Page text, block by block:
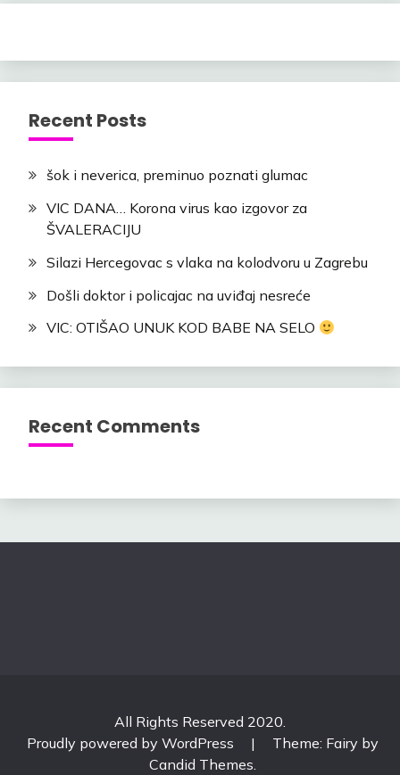
Recent Posts
šok i neverica, preminuo poznati glumac
VIC DANA… Korona virus kao izgovor za
ŠVALERACIJU
Silazi Hercegovac s vlaka na kolodvoru u Zagrebu
Došli doktor i policajac na uviđaj nesreće
VIC: OTIŠAO UNUK KOD BABE NA SELO
Recent Comments
All Rights Reserved 2020.
Proudly powered by WordPress
|
Theme: Fairy by
Candid Themes.